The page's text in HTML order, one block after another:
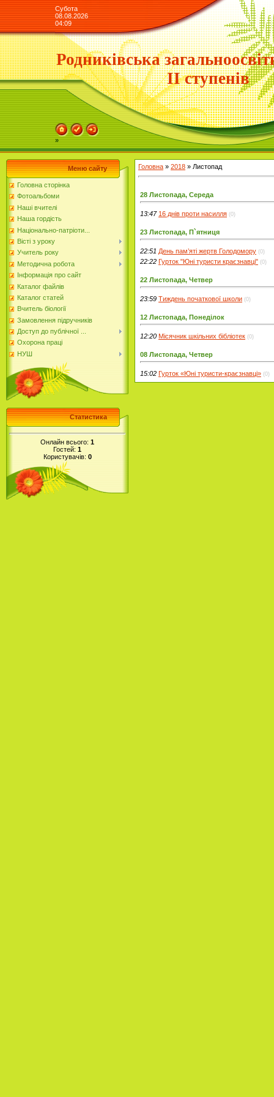
Субота
08.08.2026
04:09
Родниківська
ІІ ступенів
»
Меню сайту
Головна сторінка
Фотоальбоми
Наші вчителі
Наша гордість
Національно-патріоти...
Вісті з уроку
Учитель року
Методична робота
Інформація про сайт
Каталог файлів
Каталог статей
Вчитель біології
Замовлення підручників
Доступ до публічної ...
Охорона праці
НУШ
Статистика
Онлайн всього: 1
Гостей: 1
Користувачів: 0
Головна » 2018 » Листопад
28 Листопада, Середа
13:47 16 днів проти насилля (0)
23 Листопада, П`ятниця
22:51 День пам’яті жертв Голодомору (0)
22:22 Гурток "Юні туристи краєзнавці" (0)
22 Листопада, Четвер
23:59 Тиждень початкової школи (0)
12 Листопада, Понеділок
12:20 Місячник шкільних бібліотек (0)
08 Листопада, Четвер
15:02 Гурток «Юні туристи-краєзнавці» (0)